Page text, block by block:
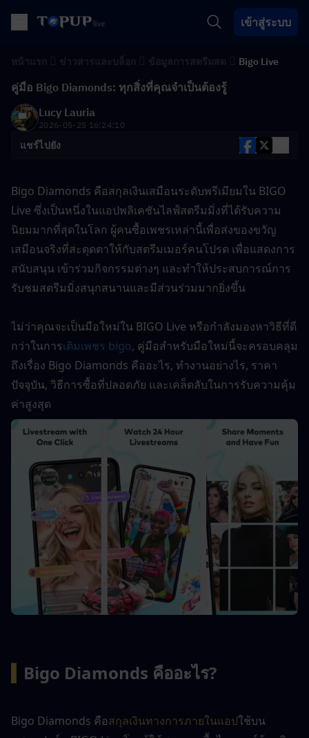
เข้าสู่ระบบ
Bigo Live
คู่มือ Bigo Diamonds: ทุกสิ่งที่คุณจำเป็นต้องรู้
Lucy Lauria
2026-05-25 16:24:10
แชร์ไปยัง
Bigo Diamonds คือสกุลเงินเสมือนระดับพรีเมียมใน BIGO
Live ซึ่งเป็นหนึ่งในแอปพลิเคชันไลฟ์สตรีมมิ่งที่ได้รับความ
นิยมมากที่สุดในโลก ผู้คนซื้อเพชรเหล่านี้เพื่อส่งของขวัญ
เสมือนจริงที่สะดุดตาให้กับสตรีมเมอร์คนโปรด เพื่อแสดงการ
สนับสนุน เข้าร่วมกิจกรรมต่างๆ และทำให้ประสบการณ์การ
รับชมสตรีมมิ่งสนุกสนานและมีส่วนร่วมมากยิ่งขึ้น
ไม่ว่าคุณจะเป็นมือใหม่ใน BIGO Live หรือกำลังมองหาวิธีที่ดี
กว่าในการเติมเพชร bigo, คู่มือสำหรับมือใหม่นี้จะครอบคลุม
ถึงเรื่อง Bigo Diamonds คืออะไร, ทำงานอย่างไร, ราคา
ปัจจุบัน, วิธีการซื้อที่ปลอดภัย และเคล็ดลับในการรับความคุ้ม
ค่าสูงสุด
Bigo Diamonds คืออะไร?
Bigo Diamonds คือสกุลเงินทางการภายในแอปใช้บน